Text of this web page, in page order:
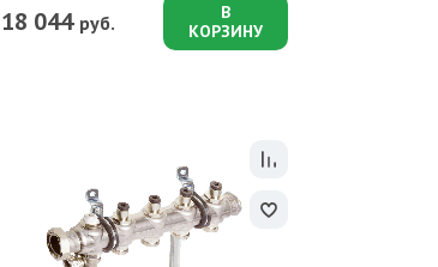
18 044 руб.
В
КОРЗИНУ